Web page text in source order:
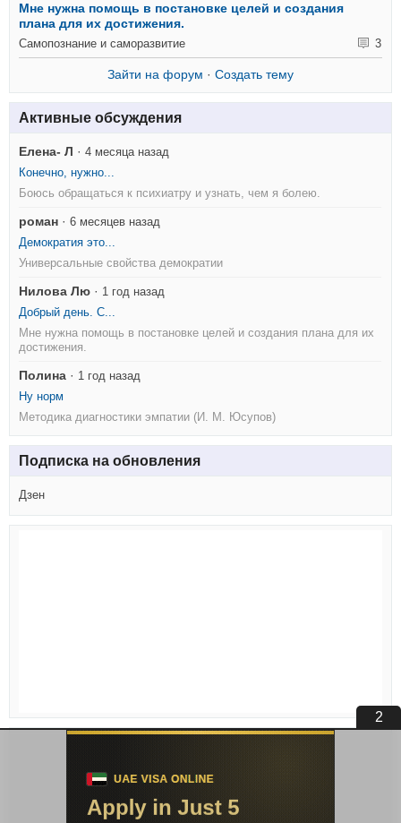
Мне нужна помощь в постановке целей и создания
плана для их достижения.
Самопознание и саморазвитие 3
Зайти на форум · Создать тему
Активные обсуждения
Елена- Л ·4 месяца назад
Конечно, нужно...
Боюсь обращаться к психиатру и узнать, чем я болею.
роман ·6 месяцев назад
Демократия это...
Универсальные свойства демократии
Нилова Лю · 1 год назад
Добрый день. С...
Мне нужна помощь в постановке целей и создания плана для их
достижения.
Полина · 1 год назад
Ну норм
Методика диагностики эмпатии (И. М. Юсупов)
Подписка на обновления
Дзен
1